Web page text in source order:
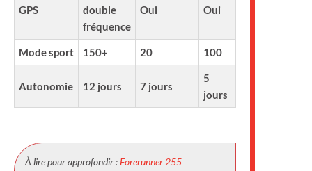
GPS
double
fréquence
Oui Oui
Mode sport 150+ 20 100
Autonomie 12 jours 7 jours
5
jours
À lire pour approfondir :Forerunner 255